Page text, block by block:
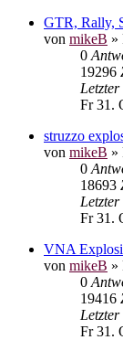
GTR, Rally,
von mikeB »
0
19296
Fr 31.
struzzo
von mikeB »
0
18693
Fr 31.
VNA
von mikeB »
0
19416
Fr 31.